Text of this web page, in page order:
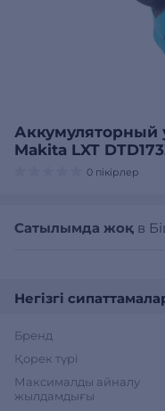
Аккумуляторный
Makita LXT
0 пікірлер
Сатылымда жоқ в
Негізгі
Бренд
Қорек түрі
Максималды айналу
жылдамдығы